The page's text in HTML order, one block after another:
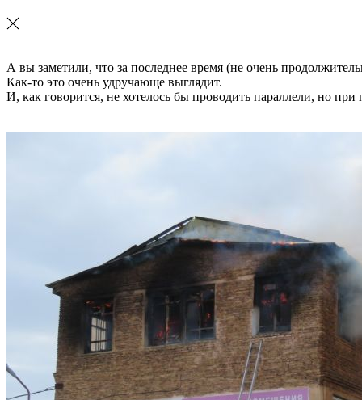
А вы заметили, что за последнее время (не очень
Как-то это очень удручающе выглядит.
И, как говорится, не хотелось бы проводить параллели, но